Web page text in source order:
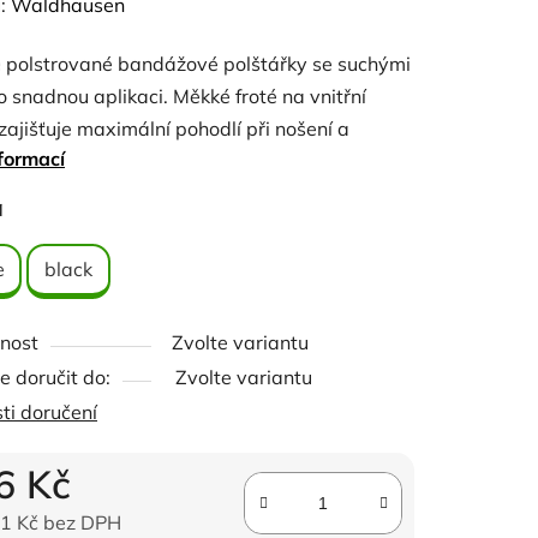
Waldhausen
polstrované bandážové polštářky se suchými
snadnou aplikaci. Měkké froté na vnitřní
maximální pohodlí při nošení a
regulaci klimatu.
bavlna
polyester
4 podložky - 45 x 35 cm
black
Zvolte variantu
doručit do:
Zvolte variantu
doručení
Kč
Kč bez DPH